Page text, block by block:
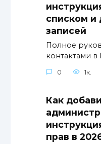
списком и
записей
Полное
контактами в
0 1к.
Как
прав в